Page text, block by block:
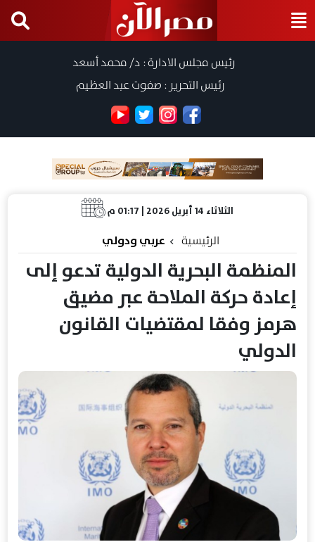
رئيس مجلس الادارة : د/ محمد أسعد
رئيس التحرير : صفوت عبد العظيم
الثلاثاء 14 أبريل 2026 | 01:17 م
الرئيسية عربي ودولي
المنظمة البحرية الدولية تدعو إلى
إعادة حركة الملاحة عبر مضيق
هرمز وفقا لمقتضيات القانون
الدولي